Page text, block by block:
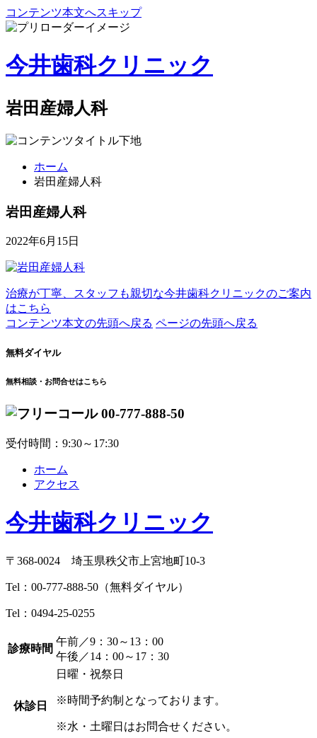
コンテンツ本文へスキップ
今井歯科クリニック
岩田産婦人科
ホーム
岩田産婦人科
岩田産婦人科
2022年6月15日
治療が丁寧、スタッフも親切な今井歯科クリニックのご案内
はこちら
コンテンツ本文の先頭へ戻る ページの先頭へ戻る
無料ダイヤル
無料相談・お問合せはこちら
00-777-888-50
受付時間：9:30～17:30
ホーム
アクセス
今井歯科クリニック
〒368-0024 埼玉県秩父市上宮地町10-3
Tel： 00-777-888-50 （無料ダイヤル）
Tel： 0494-25-0255
診療時間
午前／9：30～13：00
午後／14：00～17：30
休診日
日曜・祝祭日
※時間予約制となっております。
※水・土曜日はお問合せください。